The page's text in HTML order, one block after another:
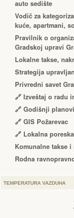
auto sedište
Vodič za
kuće, apartmani,
Pravilnik o
Gradskoj upravi
Lokalne takse,
Strategija
Privredni savet
🔗 Izveštaj o radu
🔗 Godišnji
🔗 GIS Požarevac
🔗 Lokalna
Komunalne takse i
Rodna
TEMPERATURA VAZDUHA